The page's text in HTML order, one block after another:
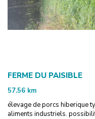
FERME DU PAISIBLE
57.56 km
élevage de porcs hiberique
aliments industriels.